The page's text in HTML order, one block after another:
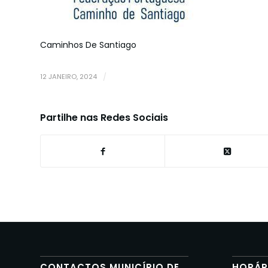
Caminhos De Santiago
12 JANEIRO, 2024 /
Partilhe nas Redes Sociais